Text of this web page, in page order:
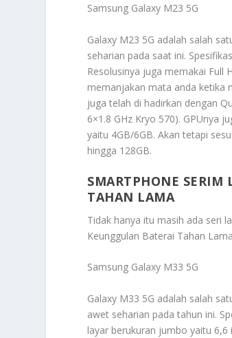
Samsung Galaxy M23 5G
Galaxy M23 5G adalah salah
seharian pada saat ini.
Resolusinya juga memakai Full
memanjakan mata anda ketika
juga telah di hadirkan dengan
6×1.8 GHz Kryo 570). GPUnya
yaitu 4GB/6GB. Akan tetapi
hingga 128GB.
SMARTPHONE SERIM
TAHAN LAMA
Tidak hanya itu masih ada seri
Keunggulan Baterai Tahan Lama
Samsung Galaxy M33 5G
Galaxy M33 5G adalah salah
awet seharian pada tahun ini.
layar berukuran jumbo yaitu 6,6